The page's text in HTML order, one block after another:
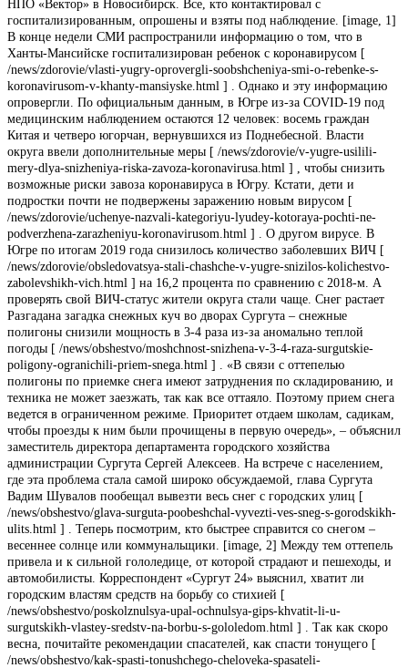
НПО «Вектор» в Новосибирск. Все, кто контактировал с
госпитализированным, опрошены и взяты под наблюдение. [image, 1]
В конце недели СМИ распространили информацию о том, что в
Ханты-Мансийске госпитализирован ребенок с коронавирусом [
/news/zdorovie/vlasti-yugry-oprovergli-soobshcheniya-smi-o-rebenke-s-
koronavirusom-v-khanty-mansiyske.html ] . Однако и эту информацию
опровергли. По официальным данным, в Югре из-за COVID-19 под
медицинским наблюдением остаются 12 человек: восемь граждан
Китая и четверо югорчан, вернувшихся из Поднебесной. Власти
округа ввели дополнительные меры [ /news/zdorovie/v-yugre-usilili-
mery-dlya-snizheniya-riska-zavoza-koronavirusa.html ] , чтобы снизить
возможные риски завоза коронавируса в Югру. Кстати, дети и
подростки почти не подвержены заражению новым вирусом [
/news/zdorovie/uchenye-nazvali-kategoriyu-lyudey-kotoraya-pochti-ne-
podverzhena-zarazheniyu-koronavirusom.html ] . О другом вирусе. В
Югре по итогам 2019 года снизилось количество заболевших ВИЧ [
/news/zdorovie/obsledovatsya-stali-chashche-v-yugre-snizilos-kolichestvo-
zabolevshikh-vich.html ] на 16,2 процента по сравнению с 2018-м. А
проверять свой ВИЧ-статус жители округа стали чаще. Снег растает
Разгадана загадка снежных куч во дворах Сургута – снежные
полигоны снизили мощность в 3-4 раза из-за аномально теплой
погоды [ /news/obshestvo/moshchnost-snizhena-v-3-4-raza-surgutskie-
poligony-ogranichili-priem-snega.html ] . «В связи с оттепелью
полигоны по приемке снега имеют затруднения по складированию, и
техника не может заезжать, так как все оттаяло. Поэтому прием снега
ведется в ограниченном режиме. Приоритет отдаем школам, садикам,
чтобы проезды к ним были прочищены в первую очередь», – объяснил
заместитель директора департамента городского хозяйства
администрации Сургута Сергей Алексеев. На встрече с населением,
где эта проблема стала самой широко обсуждаемой, глава Сургута
Вадим Шувалов пообещал вывезти весь снег с городских улиц [
/news/obshestvo/glava-surguta-poobeshchal-vyvezti-ves-sneg-s-gorodskikh-
ulits.html ] . Теперь посмотрим, кто быстрее справится со снегом –
весеннее солнце или коммунальщики. [image, 2] Между тем оттепель
привела и к сильной гололедице, от которой страдают и пешеходы, и
автомобилисты. Корреспондент «Сургут 24» выяснил, хватит ли
городским властям средств на борьбу со стихией [
/news/obshestvo/poskolznulsya-upal-ochnulsya-gips-khvatit-li-u-
surgutskikh-vlastey-sredstv-na-borbu-s-gololedom.html ] . Так как скоро
весна, почитайте рекомендации спасателей, как спасти тонущего [
/news/obshestvo/kak-spasti-tonushchego-cheloveka-spasateli-